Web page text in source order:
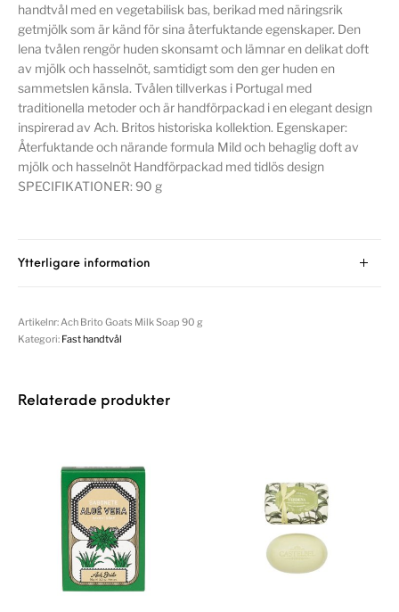
handtvål med en vegetabilisk bas, berikad med näringsrik
getmjölk som är känd för sina återfuktande egenskaper. Den
lena tvålen rengör huden skonsamt och lämnar en delikat doft
av mjölk och hasselnöt, samtidigt som den ger huden en
sammetslen känsla. Tvålen tillverkas i Portugal med
traditionella metoder och är handförpackad i en elegant design
inspirerad av Ach. Britos historiska kollektion. Egenskaper:
Återfuktande och närande formula Mild och behaglig doft av
mjölk och hasselnöt Handförpackad med tidlös design
SPECIFIKATIONER: 90 g
Ytterligare information
Artikelnr: Ach Brito Goats Milk Soap 90 g
Kategori: Fast handtvål
Relaterade produkter